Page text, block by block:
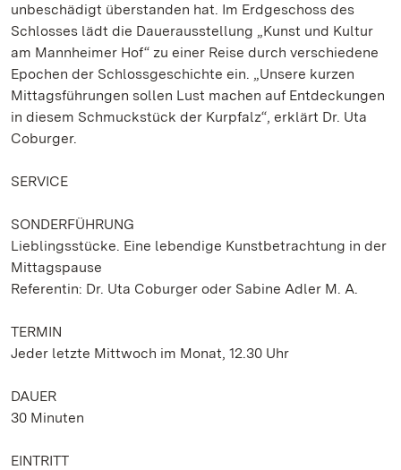
unbeschädigt überstanden hat. Im Erdgeschoss des
Schlosses lädt die Dauerausstellung „Kunst und Kultur
am Mannheimer Hof“ zu einer Reise durch verschiedene
Epochen der Schlossgeschichte ein. „Unsere kurzen
Mittagsführungen sollen Lust machen auf Entdeckungen
in diesem Schmuckstück der Kurpfalz“, erklärt Dr. Uta
Coburger.
SERVICE
SONDERFÜHRUNG
Lieblingsstücke. Eine lebendige Kunstbetrachtung in der
Mittagspause
Referentin: Dr. Uta Coburger oder Sabine Adler M. A.
TERMIN
Jeder letzte Mittwoch im Monat, 12.30 Uhr
DAUER
30 Minuten
EINTRITT